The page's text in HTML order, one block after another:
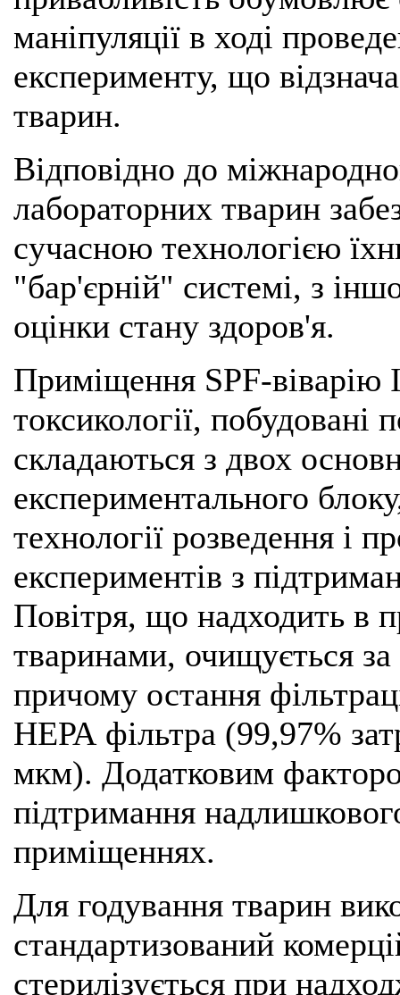
маніпуляції в ході
експерименту, що
тварин.
Відповідно до
лабораторних тварин
сучасною технологією
"бар'єрній" системі, з
оцінки стану здоров'я.
Приміщення SPF-віварію
токсикології,
складаються з двох
експериментального
технології розведення і
експериментів з
Повітря, що надходить в
тваринами, очищується
причому остання
НЕРА фільтра (99,97%
мкм). Додатковим
підтримання
приміщеннях.
Для годування тварин
стандартизований
стерилізується при